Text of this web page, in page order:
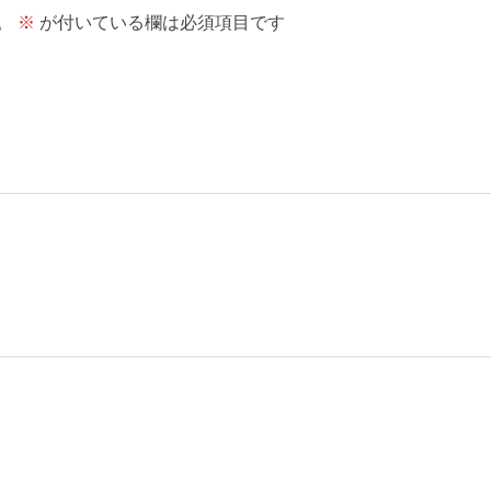
※ が付いている欄は必須項目です